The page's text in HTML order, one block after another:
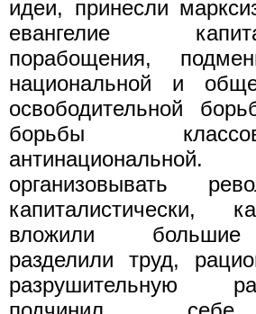
идеи, принесли
евангелие
порабощения,
национальной и
освободительной
борьбы
организовывать
капиталистически,
вложили большие
разделили труд,
разрушительную